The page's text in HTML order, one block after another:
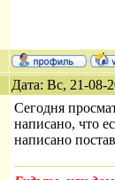
Дата: Вс, 21-08-
Сегодня
написано, что
написано